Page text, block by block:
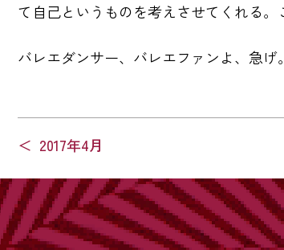
て自己というものを考えさせてくれる。
バレエダンサー、バレエファンよ、急げ。
投
ナ
ビ
2017年4月